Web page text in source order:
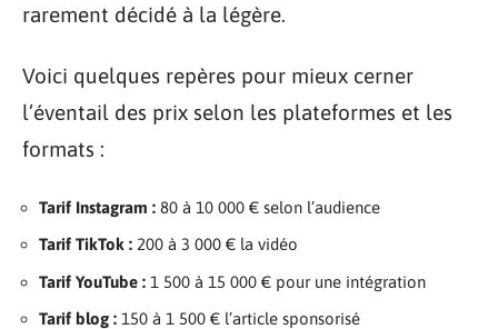
rarement décidé à la légère.
Voici quelques repères pour mieux cerner
l’éventail des prix selon les plateformes et les
formats :
Tarif Instagram : 80 à 10 000 € selon l’audience
Tarif TikTok : 200 à 3 000 € la vidéo
Tarif YouTube : 1 500 à 15 000 € pour une intégration
Tarif blog : 150 à 1 500 € l’article sponsorisé